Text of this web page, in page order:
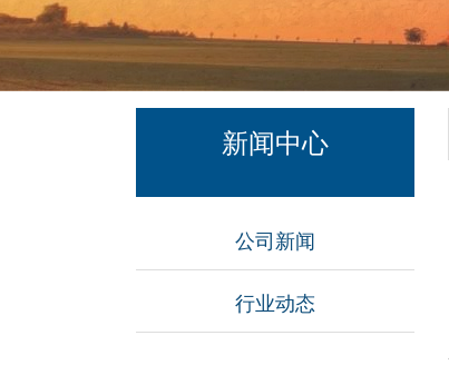
新闻中心
公司新闻
行业动态